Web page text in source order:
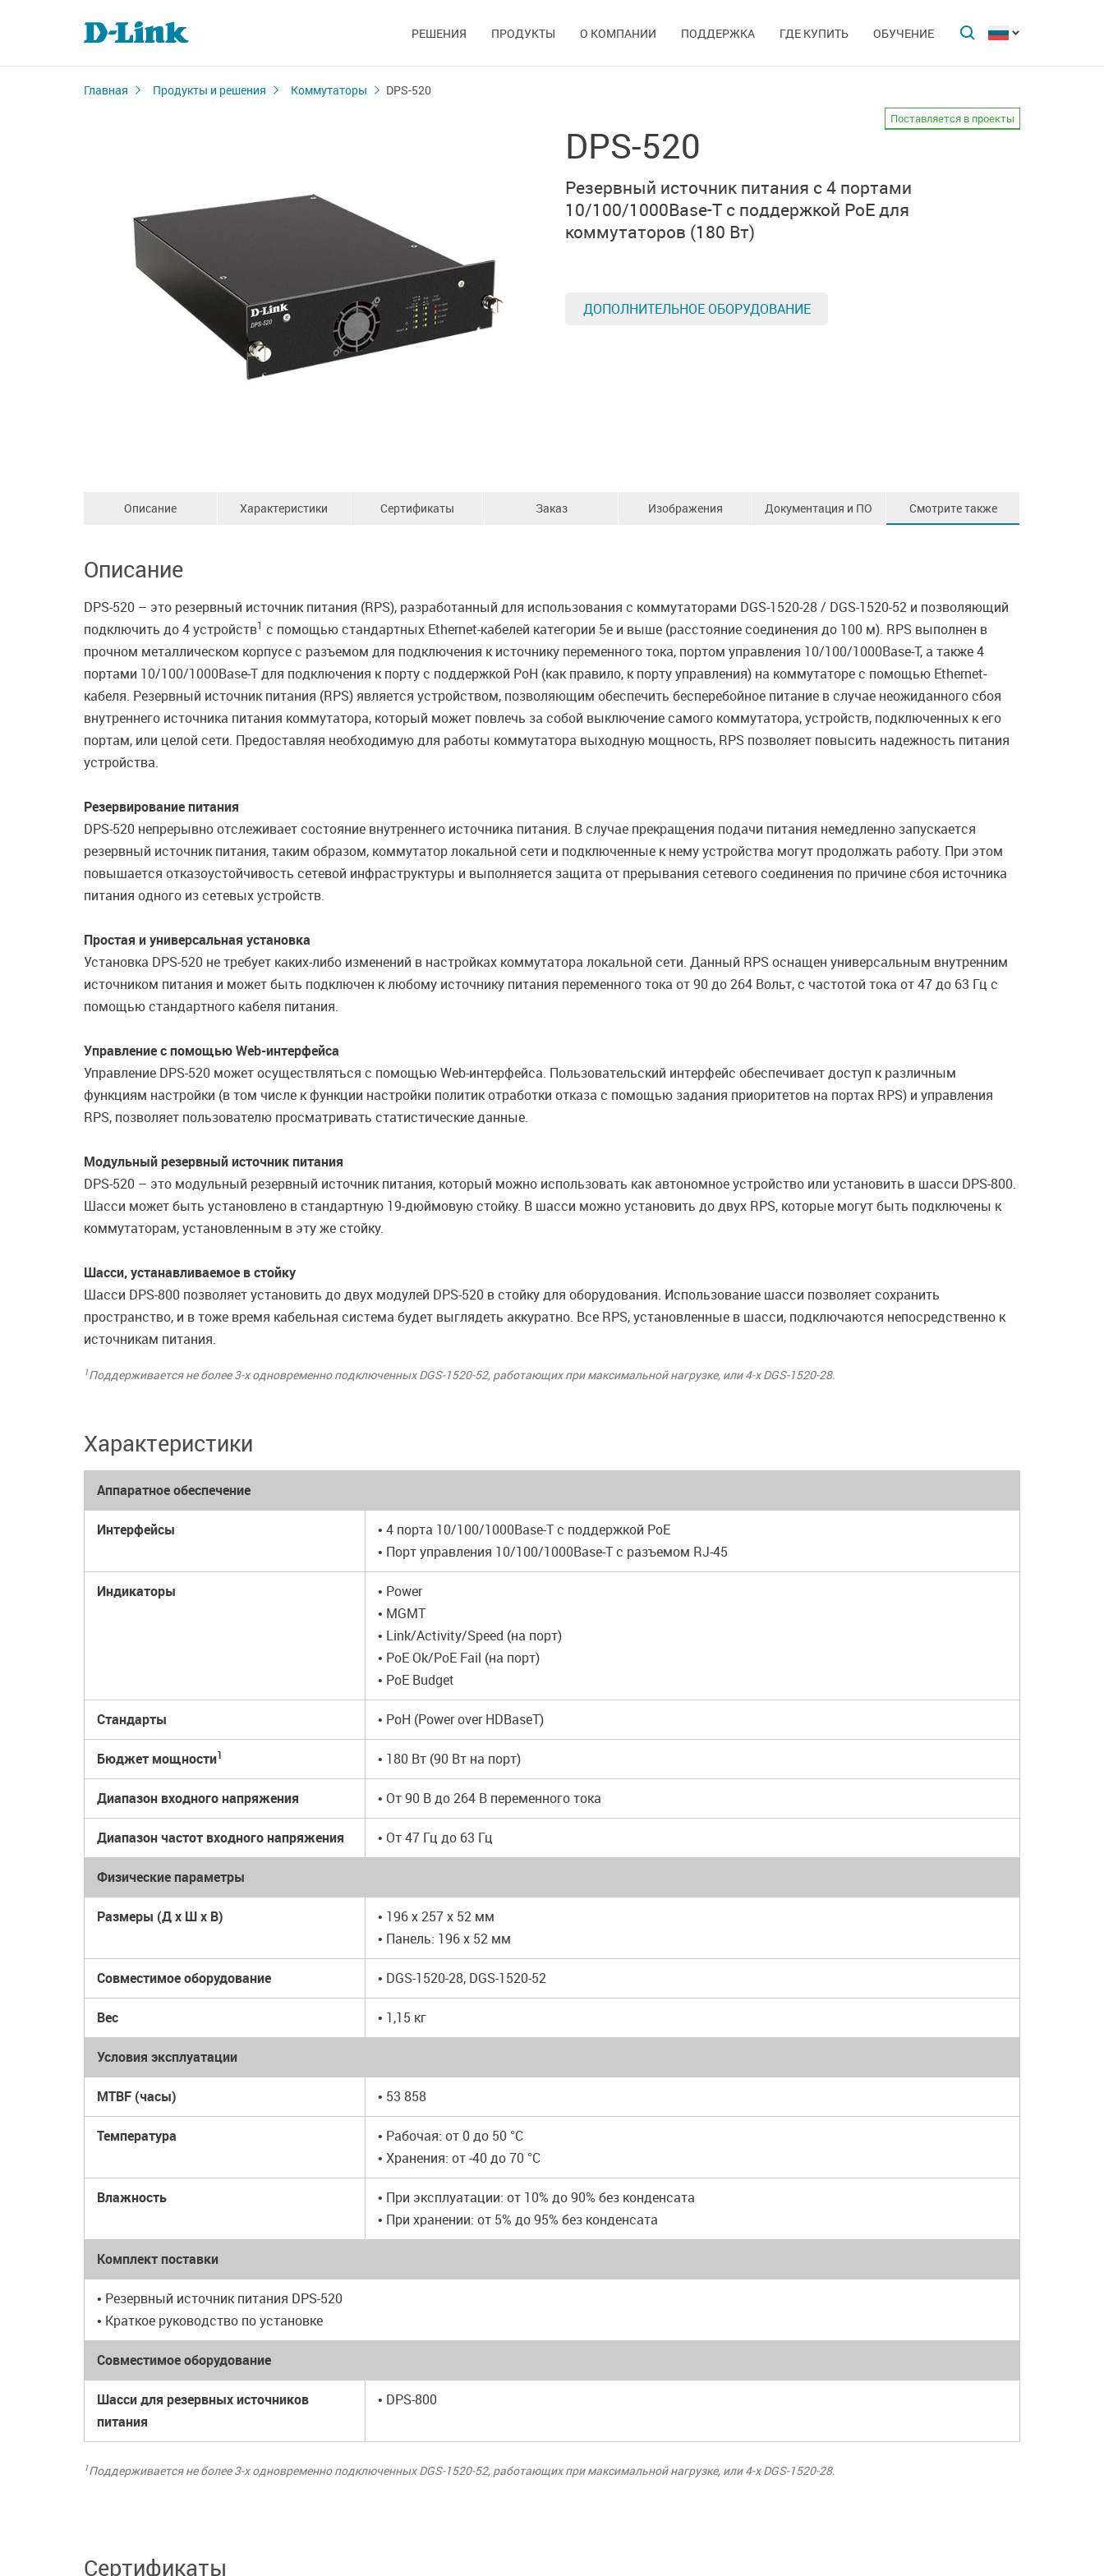
РЕШЕНИЯ ПРОДУКТЫ О КОМПАНИИ ПОДДЕРЖКА ГДЕ КУПИТЬ ОБУЧЕНИЕ
Главная Продукты и решения Коммутаторы DPS-520
DPS-520
Поставляется в проекты
Резервный источник питания с 4 портами
10/100/1000Base-T с поддержкой PoE для
коммутаторов (180 Вт)
ДОПОЛНИТЕЛЬНОЕ ОБОРУДОВАНИЕ
Описание Характеристики Сертификаты Заказ Изображения Документация и ПО Смотрите также
Описание
DPS-520 – это резервный источник питания (RPS), разработанный для использования с коммутаторами DGS-1520-28 / DGS-1520-52 и позволяющий
подключить до 4 устройств1 с помощью стандартных Ethernet-кабелей категории 5e и выше (расстояние соединения до 100 м). RPS выполнен в
прочном металлическом корпусе с разъемом для подключения к источнику переменного тока, портом управления 10/100/1000Base-T, а также 4
портами 10/100/1000Base-T для подключения к порту с поддержкой PoH (как правило, к порту управления) на коммутаторе с помощью Ethernet-
кабеля. Резервный источник питания (RPS) является устройством, позволяющим обеспечить бесперебойное питание в случае неожиданного сбоя
внутреннего источника питания коммутатора, который может повлечь за собой выключение самого коммутатора, устройств, подключенных к его
портам, или целой сети. Предоставляя необходимую для работы коммутатора выходную мощность, RPS позволяет повысить надежность питания
устройства.
Резервирование питания
DPS-520 непрерывно отслеживает состояние внутреннего источника питания. В случае прекращения подачи питания немедленно запускается
резервный источник питания, таким образом, коммутатор локальной сети и подключенные к нему устройства могут продолжать работу. При этом
повышается отказоустойчивость сетевой инфраструктуры и выполняется защита от прерывания сетевого соединения по причине сбоя источника
питания одного из сетевых устройств.
Простая и универсальная установка
Установка DPS-520 не требует каких-либо изменений в настройках коммутатора локальной сети. Данный RPS оснащен универсальным внутренним
источником питания и может быть подключен к любому источнику питания переменного тока от 90 до 264 Вольт, с частотой тока от 47 до 63 Гц с
помощью стандартного кабеля питания.
Управление с помощью Web-интерфейса
Управление DPS-520 может осуществляться с помощью Web-интерфейса. Пользовательский интерфейс обеспечивает доступ к различным
функциям настройки (в том числе к функции настройки политик отработки отказа с помощью задания приоритетов на портах RPS) и управления
RPS, позволяет пользователю просматривать статистические данные.
Модульный резервный источник питания
DPS-520 – это модульный резервный источник питания, который можно использовать как автономное устройство или установить в шасси DPS-800.
Шасси может быть установлено в стандартную 19-дюймовую стойку. В шасси можно установить до двух RPS, которые могут быть подключены к
коммутаторам, установленным в эту же стойку.
Шасси, устанавливаемое в стойку
Шасси DPS-800 позволяет установить до двух модулей DPS-520 в стойку для оборудования. Использование шасси позволяет сохранить
пространство, и в тоже время кабельная система будет выглядеть аккуратно. Все RPS, установленные в шасси, подключаются непосредственно к
источникам питания.
1Поддерживается не более 3-х одновременно подключенных DGS-1520-52, работающих при максимальной нагрузке, или 4-х DGS-1520-28.
Характеристики
Аппаратное обеспечение
Интерфейсы
• 4 порта 10/100/1000Base-T с поддержкой PoE
• Порт управления 10/100/1000Base-T с разъемом RJ-45
Индикаторы
• Power
• MGMT
• Link/Activity/Speed (на порт)
• PoE Ok/PoE Fail (на порт)
• PoE Budget
Стандарты • PoH (Power over HDBaseT)
Бюджет мощности1 • 180 Вт (90 Вт на порт)
Диапазон входного напряжения • От 90 В до 264 В переменного тока
Диапазон частот входного напряжения • От 47 Гц до 63 Гц
Физические параметры
Размеры (Д x Ш x В)
• 196 x 257 x 52 мм
• Панель: 196 x 52 мм
Совместимое оборудование • DGS-1520-28, DGS-1520-52
Вес • 1,15 кг
Условия эксплуатации
MTBF (часы) • 53 858
Температура
• Рабочая: от 0 до 50 °C
• Хранения: от -40 до 70 °C
Влажность
• При эксплуатации: от 10% до 90% без конденсата
• При хранении: от 5% до 95% без конденсата
Комплект поставки
• Резервный источник питания DPS-520
• Краткое руководство по установке
Совместимое оборудование
Шасси для резервных источников
питания
• DPS-800
1Поддерживается не более 3-х одновременно подключенных DGS-1520-52, работающих при максимальной нагрузке, или 4-х DGS-1520-28.
Сертификаты